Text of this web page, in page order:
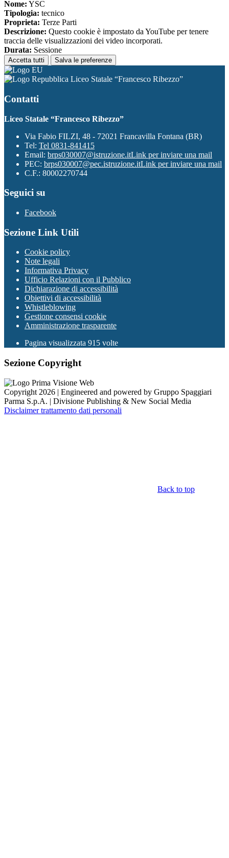
Nome: YSC
Tipologia: tecnico
Proprieta: Terze Parti
Descrizione: Questo cookie è impostato da YouTube per tenere
traccia delle visualizzazioni dei video incorporati.
Durata: Sessione
Accetta tutti Salva le preferenze
Liceo Statale “Francesco Ribezzo”
Contatti
Liceo Statale “Francesco Ribezzo”
Via Fabio FILZI, 48 - 72021 Francavilla Fontana (BR)
Tel: Tel 0831-841415
Email: brps030007@istruzione.itLink per inviare una mail
PEC: brps030007@pec.istruzione.itLink per inviare una mail
C.F.: 80002270744
Seguici su
Facebook
Sezione Link Utili
Cookie policy
Note legali
Informativa Privacy
Ufficio Relazioni con il Pubblico
Dichiarazione di accessibilità
Obiettivi di accessibilità
Whistleblowing
Gestione consensi cookie
Amministrazione trasparente
Pagina visualizzata 915 volte
Sezione Copyright
Copyright 2026 | Engineered and powered by Gruppo Spaggiari
Parma S.p.A. | Divisione Publishing & New Social Media
Disclaimer trattamento dati personali
Back to top